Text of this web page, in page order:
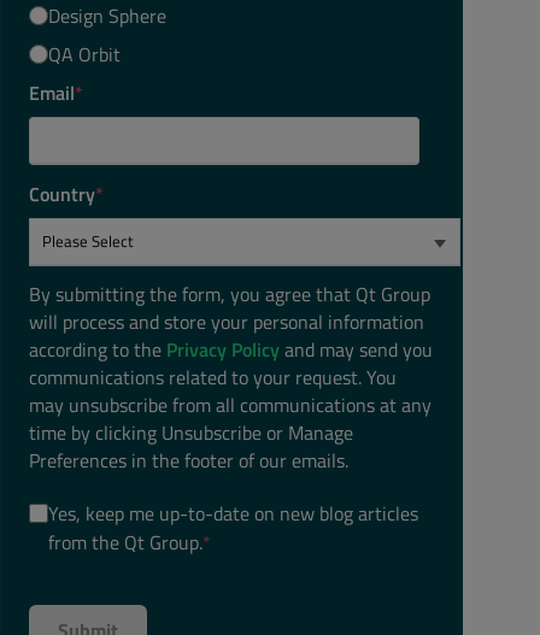
Design Sphere
QA Orbit
Email*
Country*
By submitting the form, you agree that Qt Group
will process and store your personal information
according to the Privacy Policyand may send you
communications related to your request. You
may unsubscribe from all communications at any
time by clicking Unsubscribe or Manage
Preferences in the footer of our emails.
Yes, keep me up-to-date on new blog articles
from the Qt Group.*